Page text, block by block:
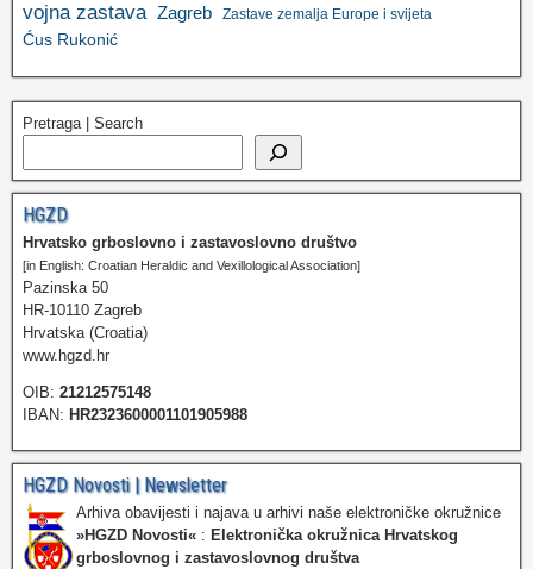
vojna zastava Zagreb Zastave zemalja Europe i svijeta
Ćus Rukonić
Pretraga | Search
HGZD
Hrvatsko grboslovno i zastavoslovno društvo
[in English: Croatian Heraldic and Vexillological Association]
Pazinska 50
HR-10110 Zagreb
Hrvatska (Croatia)
www.hgzd.hr
OIB: 21212575148
IBAN: HR2323600001101905988
HGZD Novosti | Newsletter
Arhiva obavijesti i najava u arhivi naše elektroničke okružnice
»HGZD Novosti« : Elektronička okružnica Hrvatskog
grboslovnog i zastavoslovnog društva